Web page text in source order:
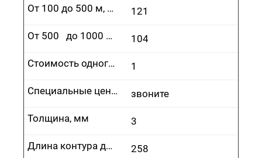
121
От 100 до 500 м, руб.
104
От 500 до 1000 м, руб.
1
Стоимость одного врезания, руб.
звоните
Специальные цены
3
Толщина, мм
258
Длина контура до 100 м, руб.